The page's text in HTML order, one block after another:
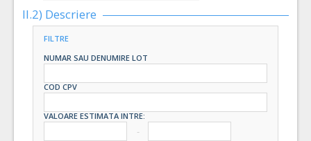
II.2) Descriere
FILTRE
NUMAR SAU DENUMIRE LOT
COD CPV
VALOARE ESTIMATA INTRE: